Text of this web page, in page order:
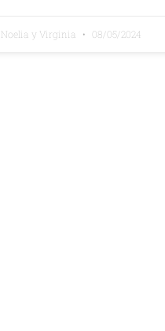
Noelia y Virginia 08/05/2024